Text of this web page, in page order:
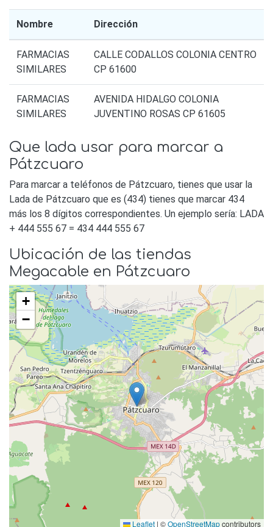
Nombre Dirección
FARMACIAS
SIMILARES
CALLE CODALLOS COLONIA CENTRO
CP 61600
FARMACIAS
SIMILARES
AVENIDA HIDALGO COLONIA
JUVENTINO ROSAS CP 61605
Que lada usar para marcar a
Pátzcuaro
Para marcar a teléfonos de Pátzcuaro, tienes que usar la
Lada de Pátzcuaro que es (434) tienes que marcar 434
más los 8 dígitos correspondientes. Un ejemplo sería: LADA
+ 444 555 67 = 434 444 555 67
Ubicación de las tiendas
Megacable en Pátzcuaro
+
−
Leaflet | ©OpenStreetMapcontributors